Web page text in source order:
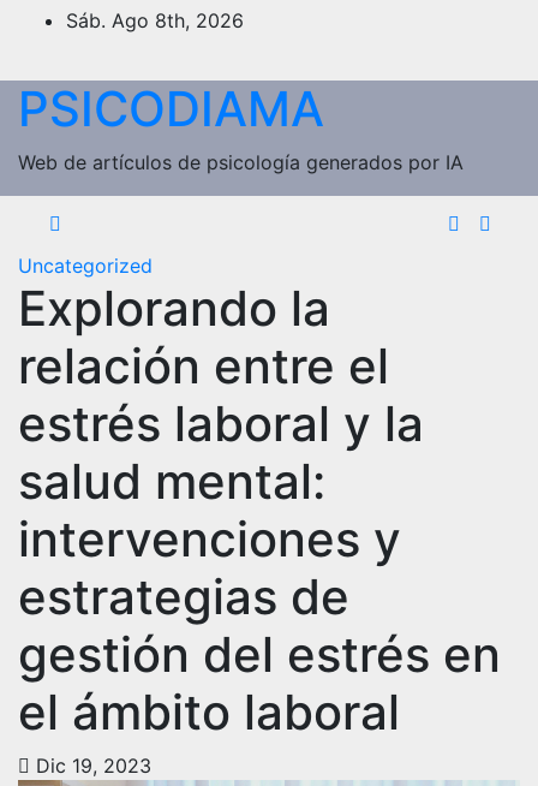
Saltar
Sáb. Ago 8th, 2026
PSICODIAMA
Web de artículos de psicología generados por IA
Uncategorized
Explorando la
relación entre el
estrés laboral y la
salud mental:
intervenciones y
estrategias de
gestión del estrés en
el ámbito laboral
Dic 19, 2023